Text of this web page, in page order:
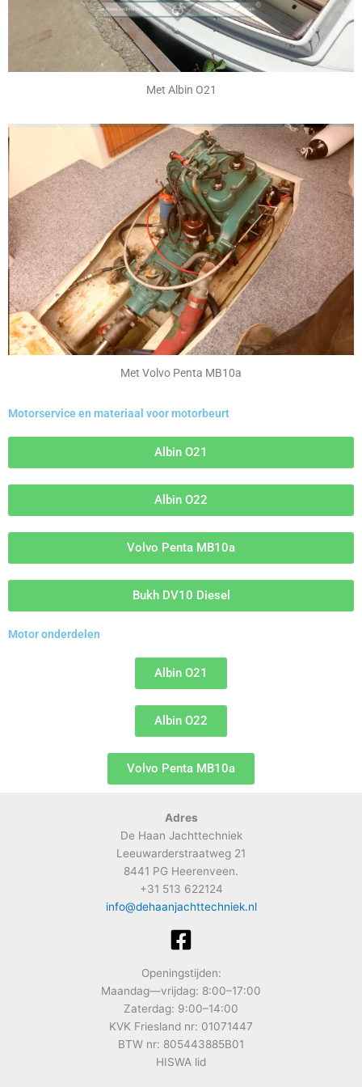
Met Albin O21
Met Volvo Penta MB10a
Motorservice en materiaal voor motorbeurt
Albin O21
Albin O22
Volvo Penta MB10a
Bukh DV10 Diesel
Motor onderdelen
Albin O21
Albin O22
Volvo Penta MB10a
Adres
De Haan Jachttechniek
Leeuwarderstraatweg 21
8441 PG Heerenveen.
+31 513 622124
info@dehaanjachttechniek.nl
Openingstijden:
Maandag—vrijdag: 8:00–17:00
Zaterdag: 9:00–14:00
KVK Friesland nr: 01071447
BTW nr: 805443885B01
HISWA lid